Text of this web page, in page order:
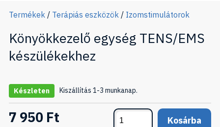
Termékek / Terápiás eszközök / Izomstimulátorok
Könyökkezelő egység TENS/EMS
készülékekhez
Készleten Kiszállítás 1-3 munkanap.
7 950 Ft Kosárba